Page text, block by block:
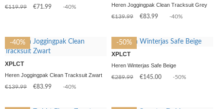
€119.99
€71.99 -40%
Heren Joggingpak Clean Tracksuit Grey
€139.99
€83.99 -40%
-40%
XPLCT
Heren Joggingpak Clean Tracksuit Zwart
€139.99
€83.99 -40%
-50%
XPLCT
Heren Winterjas Safe Beige
€289.99
€145.00 -50%